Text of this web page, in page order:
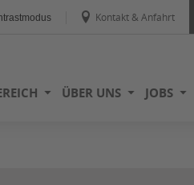
Kontakt & Anfahrt
ÜBER UNS JOBS